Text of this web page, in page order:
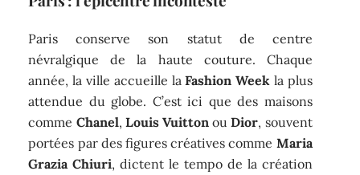
Paris conserve son statut de centre
névralgique de la haute couture. Chaque
année, la ville accueille laFashion Week la plus
attendue du globe. C’est ici que des maisons
comme Chanel, Louis Vuitton ouDior, souvent
portées par des figures créatives comme Maria
Grazia Chiuri, dictent le tempo de la création